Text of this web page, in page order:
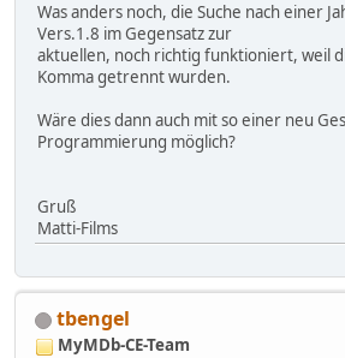
Was anders noch, die Suche nach einer
Vers.1.8 im Gegensatz zur
aktuellen, noch richtig funktioniert, weil
Komma getrennt wurden.
Wäre dies dann auch mit so einer neu
Programmierung möglich?
Gruß
Matti-Films
tbengel
MyMDb-CE-Team